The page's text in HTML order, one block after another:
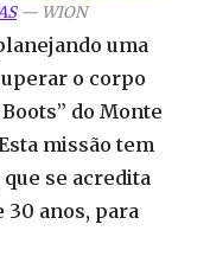
— WION
uma
o corpo
do Monte
missão tem
se acredita
30 anos, para